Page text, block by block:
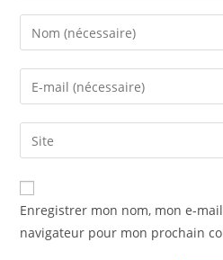
Enregistrer mon nom, mon e-
navigateur pour mon prochain